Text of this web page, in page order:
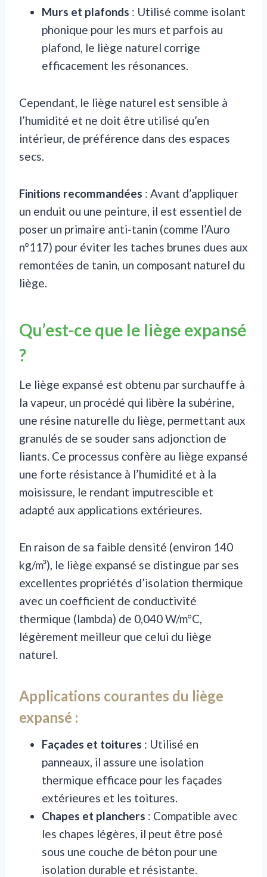
Murs et plafonds : Utilisé comme isolant
phonique pour les murs et parfois au
plafond, le liège naturel corrige
efficacement les résonances.
Cependant, le liège naturel est sensible à
l’humidité et ne doit être utilisé qu’en
intérieur, de préférence dans des espaces
secs.
Finitions recommandées : Avant d’appliquer
un enduit ou une peinture, il est essentiel de
poser un primaire anti-tanin (comme l’Auro
n°117) pour éviter les taches brunes dues aux
remontées de tanin, un composant naturel du
liège.
Qu’est-ce que le liège expansé
?
Le liège expansé est obtenu par surchauffe à
la vapeur, un procédé qui libère la subérine,
une résine naturelle du liège, permettant aux
granulés de se souder sans adjonction de
liants. Ce processus confère au liège expansé
une forte résistance à l’humidité et à la
moisissure, le rendant imputrescible et
adapté aux applications extérieures.
En raison de sa faible densité (environ 140
kg/m³), le liège expansé se distingue par ses
excellentes propriétés d’isolation thermique
avec un coefficient de conductivité
thermique (lambda) de 0,040 W/m°C,
légèrement meilleur que celui du liège
naturel.
Applications courantes du liège
expansé :
Façades et toitures : Utilisé en
panneaux, il assure une isolation
thermique efficace pour les façades
extérieures et les toitures.
Chapes et planchers : Compatible avec
les chapes légères, il peut être posé
sous une couche de béton pour une
isolation durable et résistante.